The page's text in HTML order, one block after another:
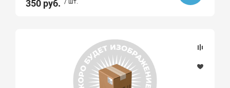
350 руб. / шт.